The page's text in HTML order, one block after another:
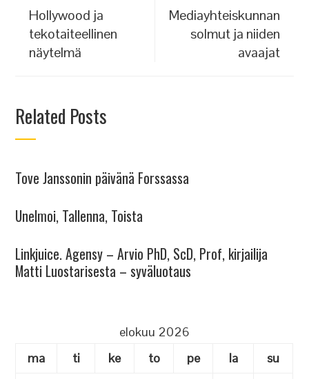
Hollywood ja
tekotaiteellinen
näytelmä
Mediayhteiskunnan
solmut ja niiden
avaajat
Related Posts
Tove Janssonin päivänä Forssassa
Unelmoi, Tallenna, Toista
Linkjuice. Agensy – Arvio PhD, ScD, Prof, kirjailija
Matti Luostarisesta – syväluotaus
elokuu 2026
ma
ti ke to pe la
su